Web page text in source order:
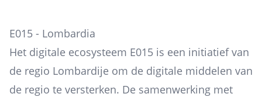
E015 - Lombardia
Het digitale ecosysteem E015 is een initiatief van
de regio Lombardije om de digitale middelen van
de regio te versterken. De samenwerking met